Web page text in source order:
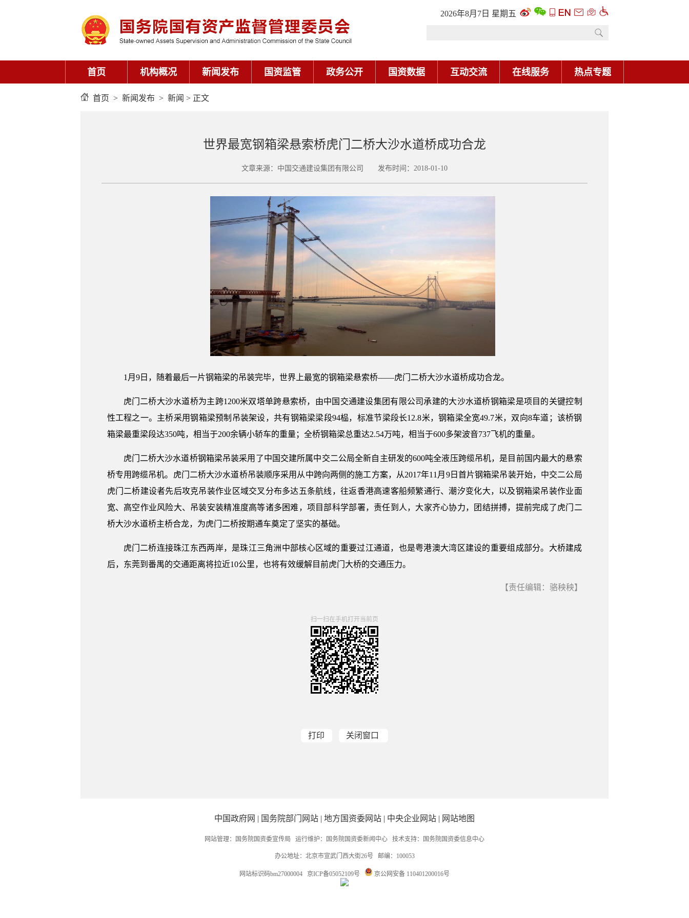
2026年8月7日 星期五
首页 机构概况 新闻发布 国资监管 政务公开 国资数据 互动交流 在线服务 热点专题
首页 > 新闻发布 > 新闻 > 正文
世界最宽钢箱梁悬索桥虎门二桥大沙水道桥成功合龙
文章来源：中国交通建设集团有限公司 发布时间：2018-01-10
1月9日，随着最后一片钢箱梁的吊装完毕，世界上最宽的钢箱梁悬索桥——虎门二桥大沙水道桥成功合龙。
虎门二桥大沙水道桥为主跨1200米双塔单跨悬索桥，由中国交通建设集团有限公司承建的大沙水道桥钢箱梁是项目的关键控制
性工程之一。主桥采用钢箱梁预制吊装架设，共有钢箱梁梁段94榀，标准节梁段长12.8米，钢箱梁全宽49.7米，双向8车道；该桥钢
箱梁最重梁段达350吨，相当于200余辆小轿车的重量；全桥钢箱梁总重达2.54万吨，相当于600多架波音737飞机的重量。
虎门二桥大沙水道桥钢箱梁吊装采用了中国交建所属中交二公局全新自主研发的600吨全液压跨缆吊机，是目前国内最大的悬索
桥专用跨缆吊机。虎门二桥大沙水道桥吊装顺序采用从中跨向两侧的施工方案，从2017年11月9日首片钢箱梁吊装开始，中交二公局
虎门二桥建设者先后攻克吊装作业区域交叉分布多达五条航线，往返香港高速客船频繁通行、潮汐变化大，以及钢箱梁吊装作业面
宽、高空作业风险大、吊装安装精准度高等诸多困难，项目部科学部署，责任到人，大家齐心协力，团结拼搏，提前完成了虎门二
桥大沙水道桥主桥合龙，为虎门二桥按期通车奠定了坚实的基础。
虎门二桥连接珠江东西两岸，是珠江三角洲中部核心区域的重要过江通道，也是粤港澳大湾区建设的重要组成部分。大桥建成
后，东莞到番禺的交通距离将拉近10公里，也将有效缓解目前虎门大桥的交通压力。
【责任编辑：骆秧秧】
扫一扫在手机打开当前页
打印 关闭窗口